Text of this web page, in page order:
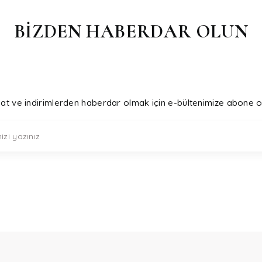
BİZDEN HABERDAR OLUN
ve indirimlerden haberdar olmak için e-bültenimize abone